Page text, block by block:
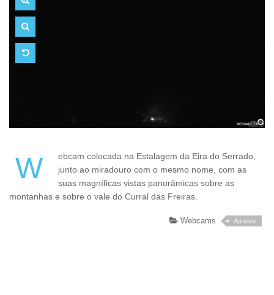
Webcam colocada na Estalagem da Eira do Serrado,
junto ao miradouro com o mesmo nome, com as
suas magníficas vistas panorâmicas sobre as
montanhas e sobre o vale do Curral das Freiras.
Webcams Ao vivo